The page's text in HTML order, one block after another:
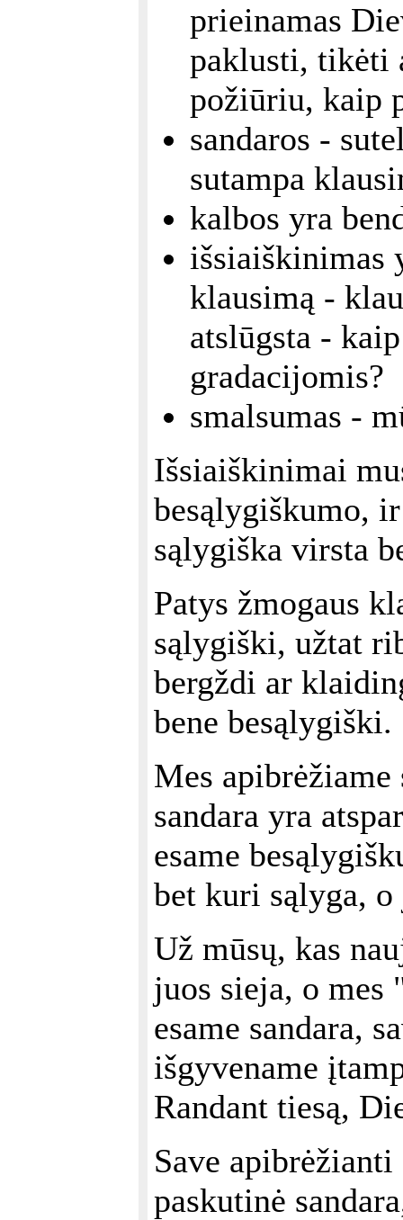
prieinamas
paklusti, tikėti
požiūriu, kaip
sandaros -
sutampa
kalbos yra
išsiaiškinimas
klausimą -
atslūgsta -
gradacijomis?
smalsumas -
Išsiaiškinimai
besąlygiškumo,
sąlygiška virsta
Patys žmogaus
sąlygiški, užtat
bergždi ar
bene besąlygiški.
Mes
sandara yra
esame
bet kuri sąlyga,
Už mūsų, kas
juos sieja, o mes
esame sandara,
išgyvename
Randant tiesą,
Save
paskutinė